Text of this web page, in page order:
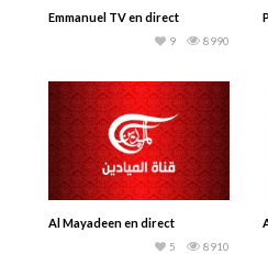
Emmanuel TV en direct
8990
9
Al Mayadeen en direct
8910
5